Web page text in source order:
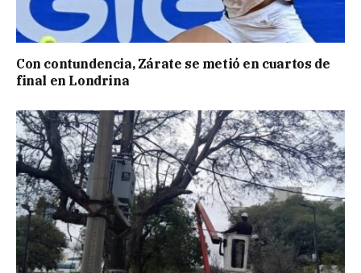
Con contundencia, Zárate se metió en cuartos de
final en Londrina